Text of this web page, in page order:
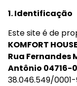
1. Identificação
KOMFORT
Rua Fernandes
Antônio 04716-
38.046.549/0001-
8 º
baú
9º
sevilha
10º prisma